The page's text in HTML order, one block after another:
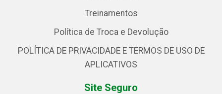
Treinamentos
Política de Troca e Devolução
POLÍTICA DE PRIVACIDADE E TERMOS DE USO DE
APLICATIVOS
Site Seguro